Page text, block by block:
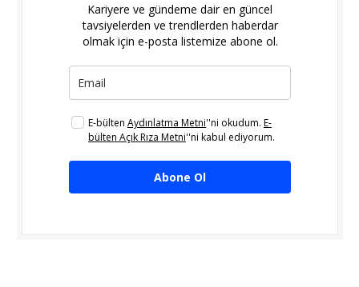
Kariyere ve gündeme dair en güncel
tavsiyelerden ve trendlerden haberdar
olmak için e-posta listemize abone ol.
E-bülten Aydınlatma Metni''ni okudum. E-
bülten Açık Rıza Metni''ni kabul ediyorum.
Abone Ol